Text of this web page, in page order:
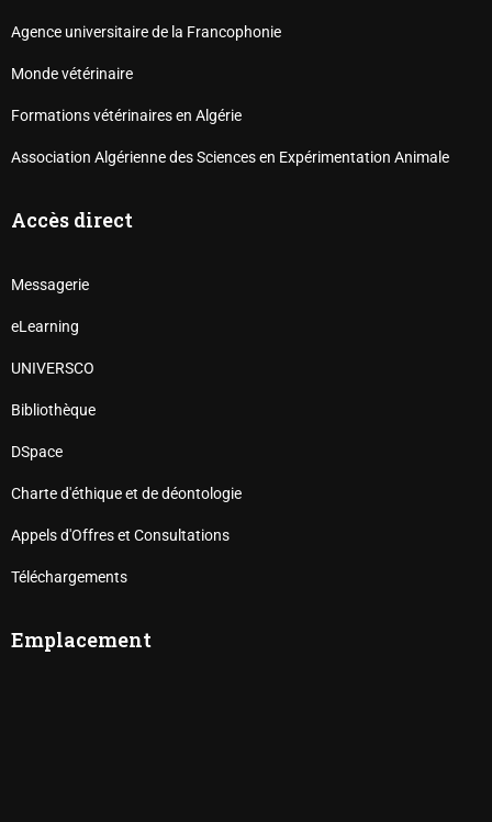
Agence universitaire de la Francophonie
Monde vétérinaire
Formations vétérinaires en Algérie
Association Algérienne des Sciences en Expérimentation Animale
Accès direct
Messagerie
eLearning
UNIVERSCO
Bibliothèque
DSpace
Charte d'éthique et de déontologie
Appels d'Offres et Consultations
Téléchargements
Emplacement